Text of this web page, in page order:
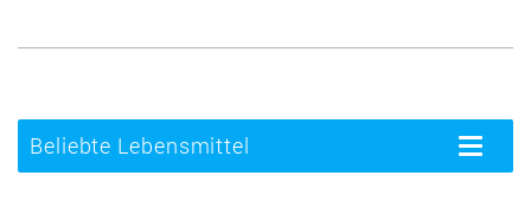
Beliebte Lebensmittel
Toggle